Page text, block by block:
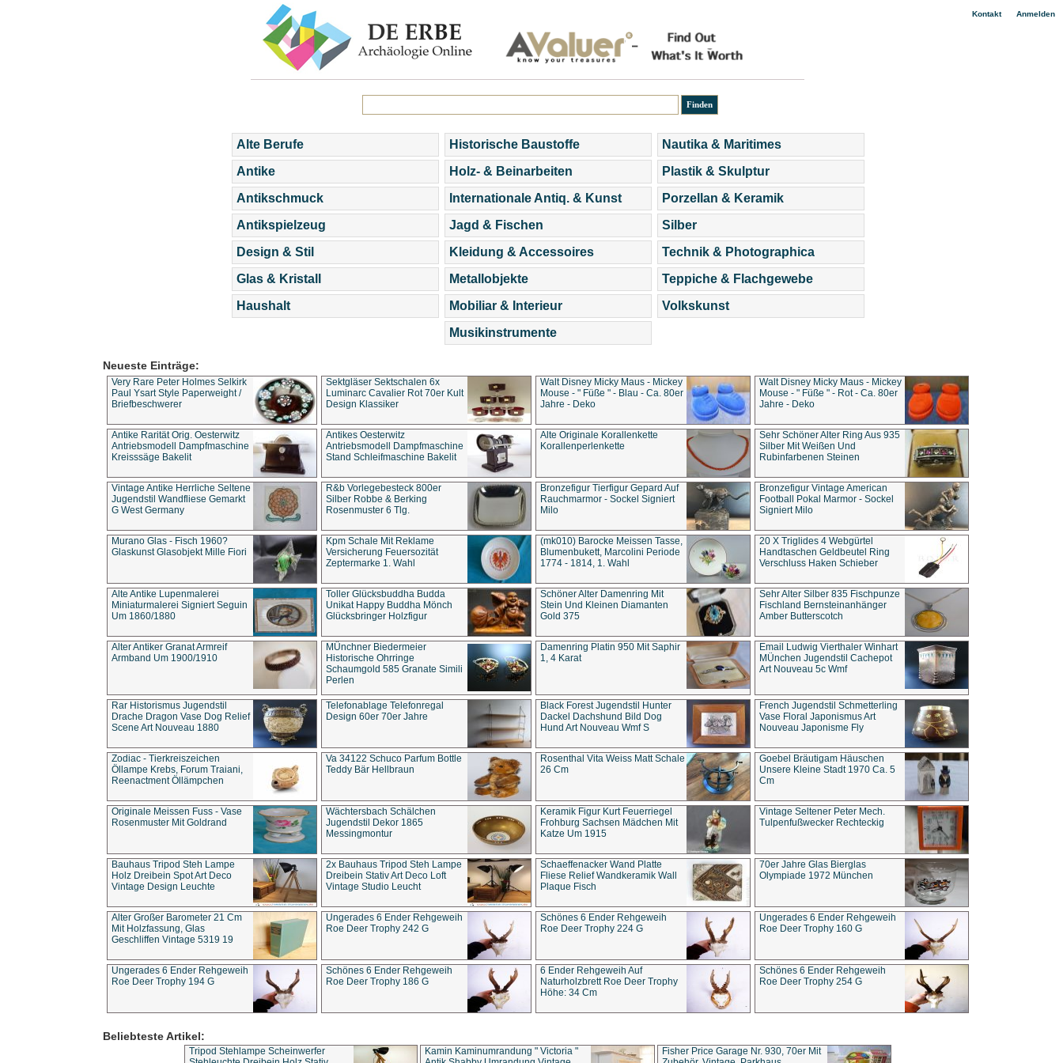
Kontakt| Anmelden
Alte Berufe
Antike
Antikschmuck
Antikspielzeug
Design & Stil
Glas & Kristall
Haushalt
Historische Baustoffe
Holz- & Beinarbeiten
Internationale Antiq. & Kunst
Jagd & Fischen
Kleidung & Accessoires
Metallobjekte
Mobiliar & Interieur
Musikinstrumente
Nautika & Maritimes
Plastik & Skulptur
Porzellan & Keramik
Silber
Technik & Photographica
Teppiche & Flachgewebe
Volkskunst
Neueste Einträge:
Very Rare Peter Holmes Selkirk
Paul Ysart Style Paperweight /
Briefbeschwerer
Sektgläser Sektschalen 6x
Luminarc Cavalier Rot 70er Kult
Design Klassiker
Walt Disney Micky Maus - Mickey
Mouse - " Füße " - Blau - Ca. 80er
Jahre - Deko
Walt Disney Micky Maus - Mickey
Mouse - " Füße " - Rot - Ca. 80er
Jahre - Deko
Antike Rarität Orig. Oesterwitz
Antriebsmodell Dampfmaschine
Kreisssäge Bakelit
Antikes Oesterwitz
Antriebsmodell Dampfmaschine
Stand Schleifmaschine Bakelit
Alte Originale Korallenkette
Korallenperlenkette
Sehr Schöner Alter Ring Aus 935
Silber Mit Weißen Und
Rubinfarbenen Steinen
Vintage Antike Herrliche Seltene
Jugendstil Wandfliese Gemarkt
G West Germany
R&b Vorlegebesteck 800er
Silber Robbe & Berking
Rosenmuster 6 Tlg.
Bronzefigur Tierfigur Gepard Auf
Rauchmarmor - Sockel Signiert
Milo
Bronzefigur Vintage American
Football Pokal Marmor - Sockel
Signiert Milo
Murano Glas - Fisch 1960?
Glaskunst Glasobjekt Mille Fiori
Kpm Schale Mit Reklame
Versicherung Feuersozität
Zeptermarke 1. Wahl
(mk010) Barocke Meissen Tasse,
Blumenbukett, Marcolini Periode
1774 - 1814, 1. Wahl
20 X Triglides 4 Webgürtel
Handtaschen Geldbeutel Ring
Verschluss Haken Schieber
Alte Antike Lupenmalerei
Miniaturmalerei Signiert Seguin
Um 1860/1880
Toller Glücksbuddha Budda
Unikat Happy Buddha Mönch
Glücksbringer Holzfigur
Schöner Alter Damenring Mit
Stein Und Kleinen Diamanten
Gold 375
Sehr Alter Silber 835 Fischpunze
Fischland Bernsteinanhänger
Amber Butterscotch
Alter Antiker Granat Armreif
Armband Um 1900/1910
MÜnchner Biedermeier
Historische Ohrringe
Schaumgold 585 Granate Simili
Perlen
Damenring Platin 950 Mit Saphir
1, 4 Karat
Email Ludwig Vierthaler Winhart
MÜnchen Jugendstil Cachepot
Art Nouveau 5c Wmf
Rar Historismus Jugendstil
Drache Dragon Vase Dog Relief
Scene Art Nouveau 1880
Telefonablage Telefonregal
Design 60er 70er Jahre
Black Forest Jugendstil Hunter
Dackel Dachshund Bild Dog
Hund Art Nouveau Wmf S
French Jugendstil Schmetterling
Vase Floral Japonismus Art
Nouveau Japonisme Fly
Zodiac - Tierkreiszeichen
Öllampe Krebs, Forum Traiani,
Reenactment Öllämpchen
Va 34122 Schuco Parfum Bottle
Teddy Bär Hellbraun
Rosenthal Vita Weiss Matt Schale
26 Cm
Goebel Bräutigam Häuschen
Unsere Kleine Stadt 1970 Ca. 5
Cm
Originale Meissen Fuss - Vase
Rosenmuster Mit Goldrand
Wächtersbach Schälchen
Jugendstil Dekor 1865
Messingmontur
Keramik Figur Kurt Feuerriegel
Frohburg Sachsen Mädchen Mit
Katze Um 1915
Vintage Seltener Peter Mech.
Tulpenfußwecker Rechteckig
Bauhaus Tripod Steh Lampe
Holz Dreibein Spot Art Deco
Vintage Design Leuchte
2x Bauhaus Tripod Steh Lampe
Dreibein Stativ Art Deco Loft
Vintage Studio Leucht
Schaeffenacker Wand Platte
Fliese Relief Wandkeramik Wall
Plaque Fisch
70er Jahre Glas Bierglas
Olympiade 1972 München
Alter Großer Barometer 21 Cm
Mit Holzfassung, Glas
Geschliffen Vintage 5319 19
Ungerades 6 Ender Rehgeweih
Roe Deer Trophy 242 G
Schönes 6 Ender Rehgeweih
Roe Deer Trophy 224 G
Ungerades 6 Ender Rehgeweih
Roe Deer Trophy 160 G
Ungerades 6 Ender Rehgeweih
Roe Deer Trophy 194 G
Schönes 6 Ender Rehgeweih
Roe Deer Trophy 186 G
6 Ender Rehgeweih Auf
Naturholzbrett Roe Deer Trophy
Höhe: 34 Cm
Schönes 6 Ender Rehgeweih
Roe Deer Trophy 254 G
Beliebteste Artikel:
Tripod Stehlampe Scheinwerfer
Kamin Kaminumrandung " Victoria "
Fisher Price Garage Nr. 930, 70er Mit